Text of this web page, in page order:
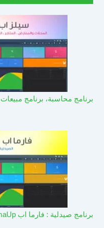
برنامج محاسبة، برنامج
برنامج صيدلية : فارما اب PharmaUp​